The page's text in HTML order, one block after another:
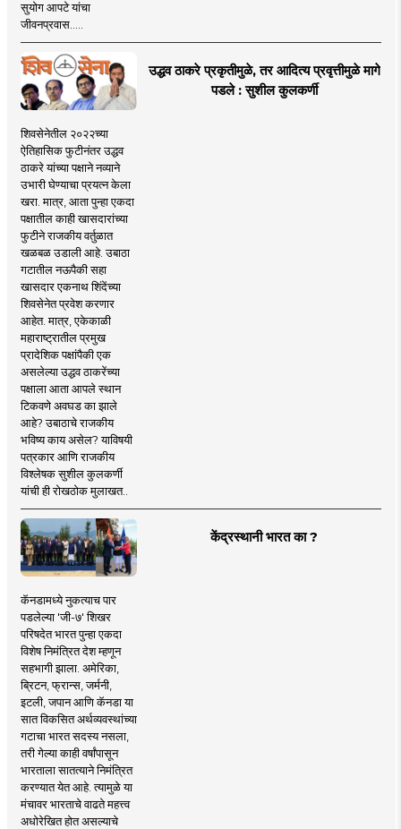
सुयोग आपटे यांचा
जीवनप्रवास.....
उद्धव ठाकरे प्रकृतीमुळे, तर आदित्य प्रवृत्तीमुळे मागे
पडले : सुशील कुलकर्णी
शिवसेनेतील २०२२च्या
ऐतिहासिक फुटीनंतर उद्धव
ठाकरे यांच्या पक्षाने नव्याने
उभारी घेण्याचा प्रयत्न केला
खरा. मात्र, आता पुन्हा एकदा
पक्षातील काही खासदारांच्या
फुटीने राजकीय वर्तुळात
खळबळ उडाली आहे. उबाठा
गटातील नऊपैकी सहा
खासदार एकनाथ शिंदेंच्या
शिवसेनेत प्रवेश करणार
आहेत. मात्र, एकेकाळी
महाराष्ट्रातील प्रमुख
प्रादेशिक पक्षांपैकी एक
असलेल्या उद्धव ठाकरेंच्या
पक्षाला आता आपले स्थान
टिकवणे अवघड का झाले
आहे? उबाठाचे राजकीय
भविष्य काय असेल? याविषयी
पत्रकार आणि राजकीय
विश्लेषक सुशील कुलकर्णी
यांची ही रोखठोक मुलाखत..
केंद्रस्थानी भारत का ?
कॅनडामध्ये नुकत्याच पार
पडलेल्या 'जी-७' शिखर
परिषदेत भारत पुन्हा एकदा
विशेष निमंत्रित देश म्हणून
सहभागी झाला. अमेरिका,
ब्रिटन, फ्रान्स, जर्मनी,
इटली, जपान आणि कॅनडा या
सात विकसित अर्थव्यवस्थांच्या
गटाचा भारत सदस्य नसला,
तरी गेल्या काही वर्षांपासून
भारताला सातत्याने निमंत्रित
करण्यात येत आहे. त्यामुळे या
मंचावर भारताचे वाढते महत्त्व
अधोरेखित होत असल्याचे